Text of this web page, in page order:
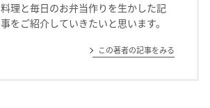
料理と毎日のお弁当作りを生かした記
事をご紹介していきたいと思います。
この著者の記事をみる